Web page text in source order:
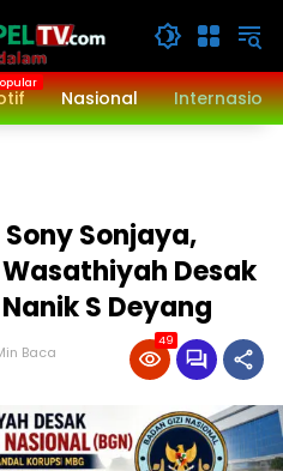
Nasional
Sonjaya,
Desak
S Deyang
Baca
49